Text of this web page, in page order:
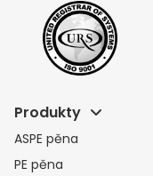
Produkty
ASPE pěna
PE pěna